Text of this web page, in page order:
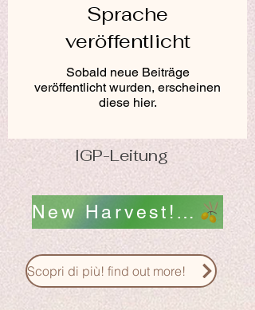
Sprache
veröffentlicht
Sobald neue Beiträge
veröffentlicht wurden, erscheinen
diese hier.
IGP-Leitung
New Harvest! Nuovo Raccolto! scopri i nostri Oli !
Scopri di più! find out more!